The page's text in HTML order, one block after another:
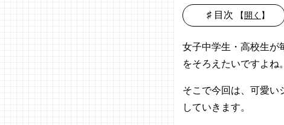
♯ 目次 【開く 】
シャーペン
を選ぶポイ
− 太さ
女子中学生・高校生が
をそろえたいですよね。
そこで今回は、可愛い
していきます。